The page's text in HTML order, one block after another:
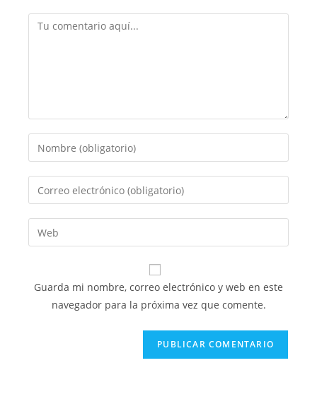
Comentario
Introduce
tu
nombre
de
usuario
comentar
Introduce
tu
dirección
de
para
comentar
Introduce
la
Guarda mi nombre, correo electrónico y web en este
navegador para la próxima vez que comente.